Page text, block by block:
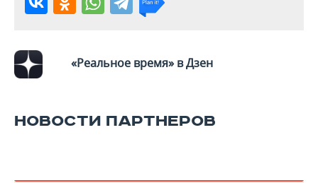
«Реальное время» в Дзен
НОВОСТИ ПАРТНЕРОВ